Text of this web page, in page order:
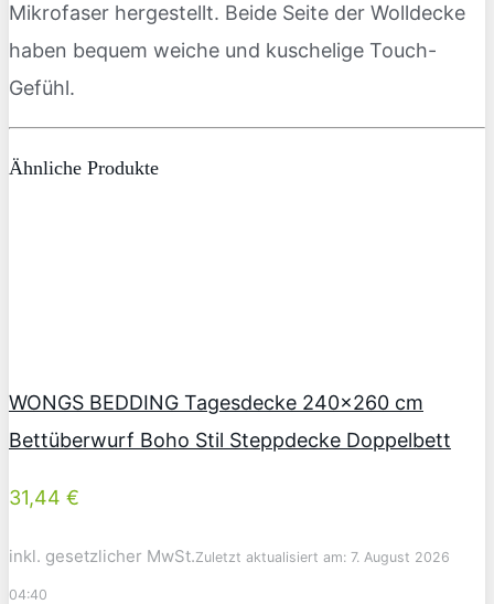
Mikrofaser hergestellt. Beide Seite der Wolldecke
haben bequem weiche und kuschelige Touch-
Gefühl.
Ähnliche Produkte
WONGS BEDDING Tagesdecke 240×260 cm
Bettüberwurf Boho Stil Steppdecke Doppelbett
31,44 €
inkl. gesetzlicher MwSt.Zuletzt aktualisiert am: 7. August 2026
04:40